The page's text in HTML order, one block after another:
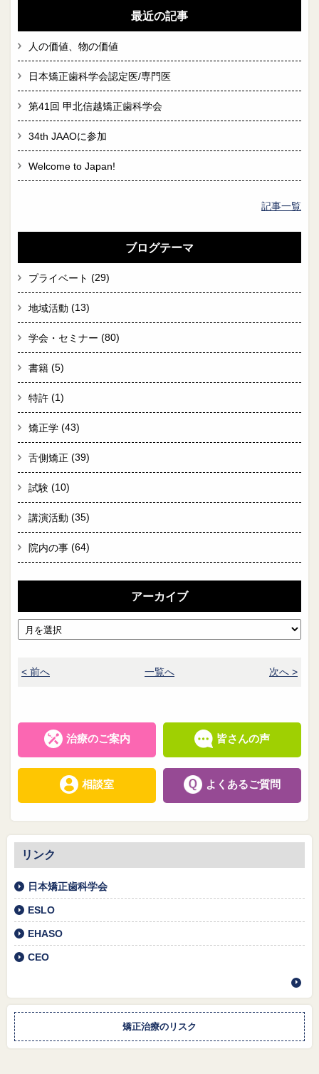
最近の記事
人の価値、物の価値
日本矯正歯科学会認定医/専門医
第41回 甲北信越矯正歯科学会
34th JAAOに参加
Welcome to Japan!
記事一覧
ブログテーマ
プライベート (29)
地域活動 (13)
学会・セミナー (80)
書籍 (5)
特許 (1)
矯正学 (43)
舌側矯正 (39)
試験 (10)
講演活動 (35)
院内の事 (64)
アーカイブ
< 前へ 一覧へ 次へ >
治療のご案内 皆さんの声
相談室 よくあるご質問
リンク
日本矯正歯科学会
ESLO
EHASO
CEO
矯正治療のリスク